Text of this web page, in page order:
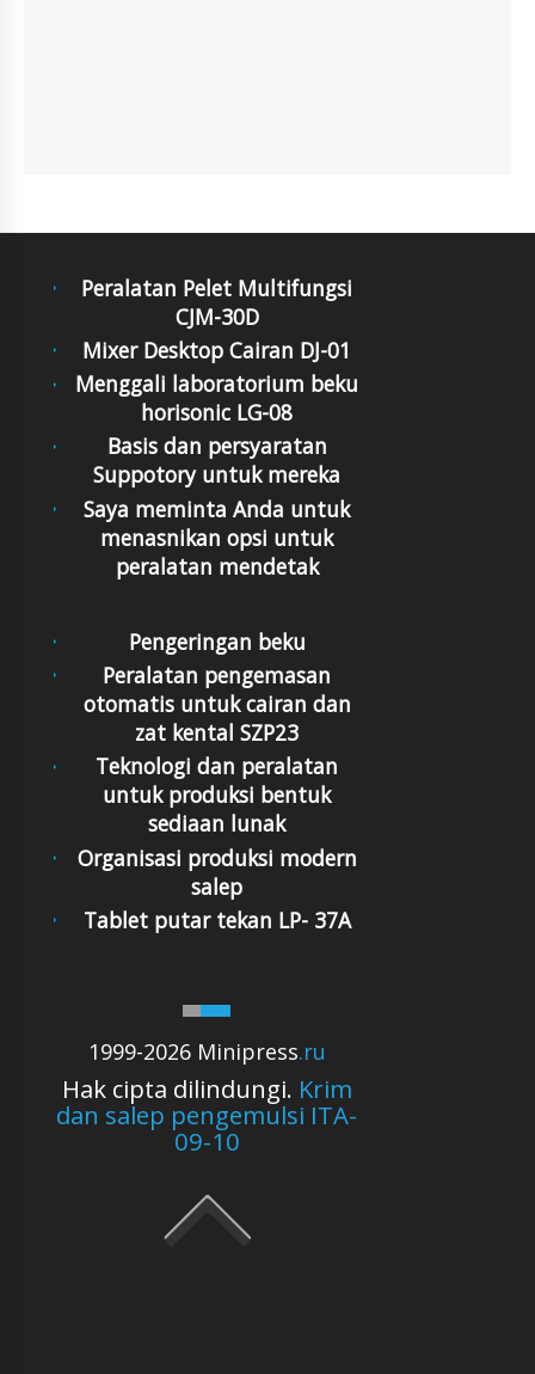
Peralatan Pelet Multifungsi
CJM-30D
Mixer Desktop Cairan DJ-01
Menggali laboratorium beku
horisonic LG-08
Basis dan persyaratan
Suppotory untuk mereka
Saya meminta Anda untuk
menasnikan opsi untuk
peralatan mendetak
1999-2026 Minipress.ru
Hak cipta dilindungi. Krim
dan salep pengemulsi ITA-
09-10
Pengeringan beku
Peralatan pengemasan
otomatis untuk cairan dan
zat kental SZP23
Teknologi dan peralatan
untuk produksi bentuk
sediaan lunak
Organisasi produksi modern
salep
Tablet putar tekan LP- 37A